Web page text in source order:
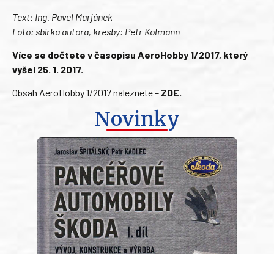
Text: Ing. Pavel Marjánek
Foto: sbírka autora, kresby: Petr Kolmann
Více se dočtete v časopisu AeroHobby 1/2017, který
vyšel 25. 1. 2017.
Obsah AeroHobby 1/2017 naleznete – ZDE.
Novinky